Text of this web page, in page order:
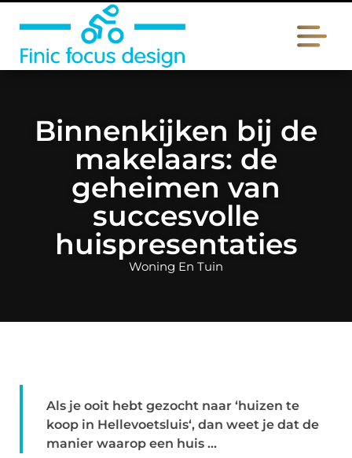
Binnenkijken bij de
makelaars: de
geheimen van
succesvolle
huispresentaties
Woning En Tuin
Als je ooit hebt gezocht naar ‘huizen te
koop in Hellevoetsluis‘, dan weet je dat de
manier waarop een huis ...